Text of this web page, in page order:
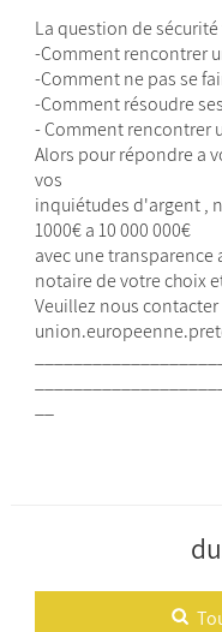
La question de
-Comment rencontrer
-Comment ne pas se
-Comment résoudre
- Comment rencontrer
Alors pour répondre a
vos
inquiétudes d'argent ,
1000€ a 10 000 000€
avec une transparence
notaire de votre choix
Veuillez nous